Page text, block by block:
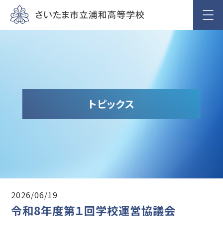
トピックス
2026/06/19
令和8年度第１回学校運営協議会